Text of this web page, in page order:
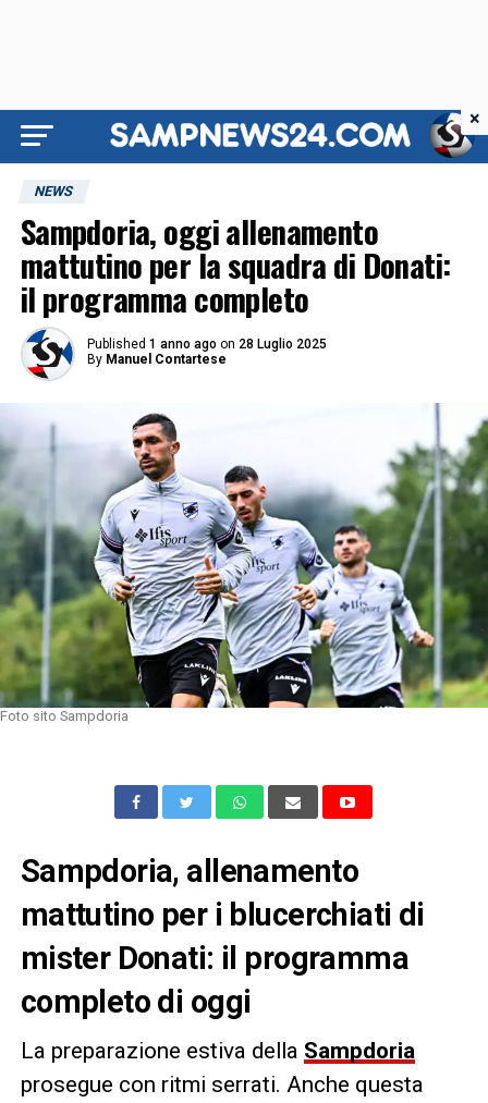
NEWS
Sampdoria, oggi allenamento
mattutino per la squadra di Donati:
il programma completo
Published 1 anno ago on 28 Luglio 2025
By Manuel Contartese
Foto sito Sampdoria
Sampdoria, allenamento
mattutino per i blucerchiati di
mister Donati: il programma
completo di oggi
La preparazione estiva della Sampdoria
prosegue con ritmi serrati. Anche questa
×